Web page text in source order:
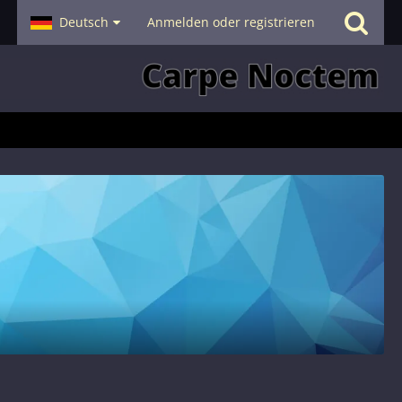
Hilfe
Deutsch Anmelden oder registrieren